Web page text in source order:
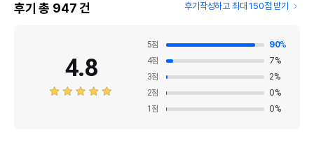
후기 총 947건 후기작성하고 최대 150점 받기
4.8
5점 90%
4점 7%
3점 2%
2점 0%
1 점 0%